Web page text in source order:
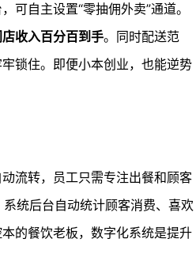
可自主设置“零抽佣外卖”通道。
收入百分百到手。同时配送范
锁住。即便小本创业，也能逆势
流转，员工只需专注出餐和顾客
系统后台自动统计顾客消费、喜欢
的餐饮老板，数字化系统是提升